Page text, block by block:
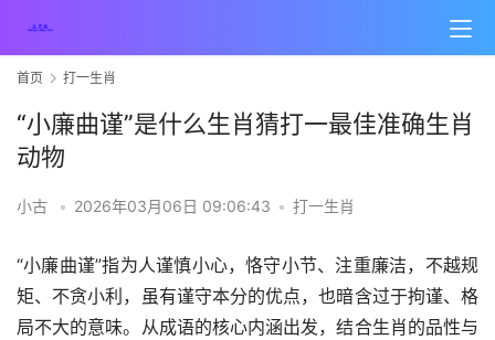
首页 打一生肖
“小廉曲谨”是什么生肖猜打一最佳准确生肖
动物
小古 • 2026年03月06日 09:06:43 • 打一生肖
“小廉曲谨”指为人谨慎小心，恪守小节、注重廉洁，不越规
矩、不贪小利，虽有谨守本分的优点，也暗含过于拘谨、格
局不大的意味。从成语的核心内涵出发，结合生肖的品性与